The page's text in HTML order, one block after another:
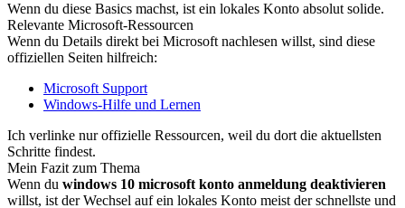
Wenn du diese Basics machst, ist ein lokales Konto absolut solide.
Relevante Microsoft-Ressourcen
Wenn du Details direkt bei Microsoft nachlesen willst, sind diese
offiziellen Seiten hilfreich:
Microsoft Support
Windows-Hilfe und Lernen
Ich verlinke nur offizielle Ressourcen, weil du dort die aktuellsten
Schritte findest.
Mein Fazit zum Thema
Wenn du windows 10 microsoft konto anmeldung deaktivieren
willst, ist der Wechsel auf ein lokales Konto meist der schnellste und